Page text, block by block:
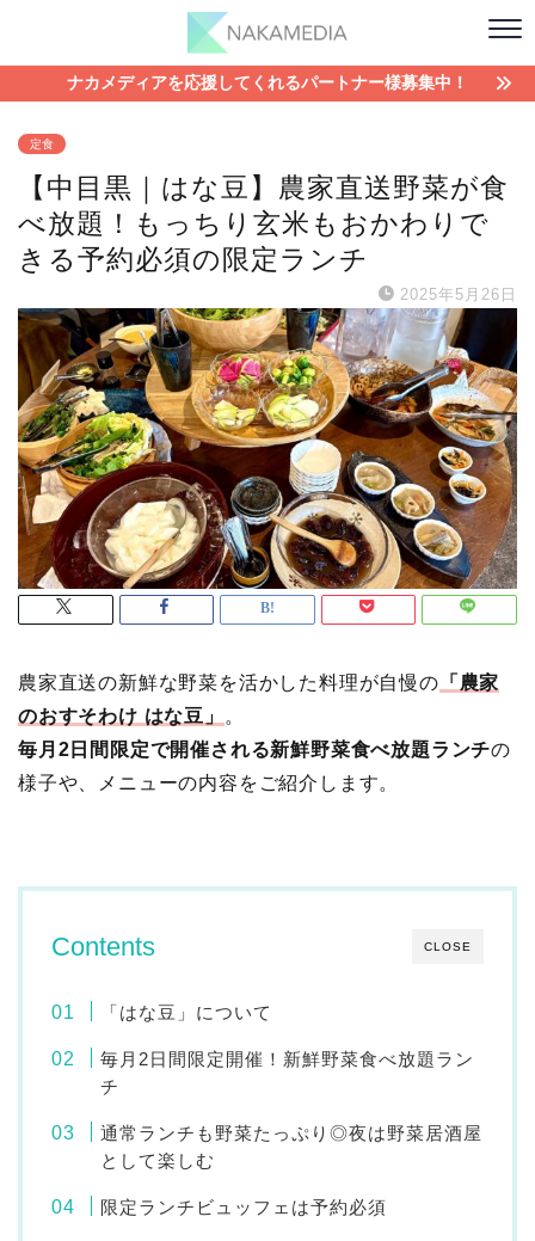
ナカメディアを応援してくれるパートナー様募集中！
定食
【中目黒｜はな豆】農家直送野菜が食
べ放題！もっちり玄米もおかわりで
きる予約必須の限定ランチ
2025年5月26日
農家直送の新鮮な野菜を活かした料理が自慢の 「農家
のおすそわけ はな豆」
。
毎月2日間限定で開催される新鮮野菜食べ放題ランチの
様子や、メニューの内容をご紹介します。
CLOSE
Contents
「はな豆」について
毎月2日間限定開催！新鮮野菜食べ放題ラン
チ
通常ランチも野菜たっぷり◎夜は野菜居酒屋
として楽しむ
限定ランチビュッフェは予約必須